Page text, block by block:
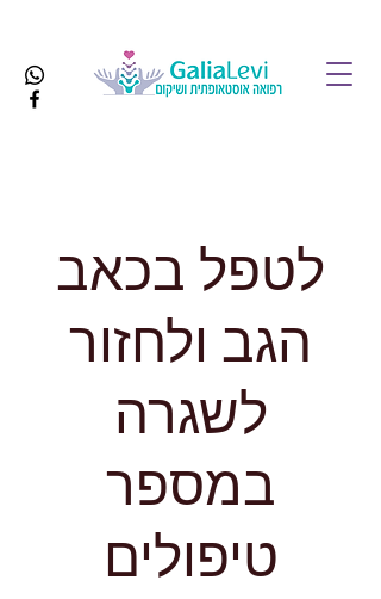
לטפל בכאב
הגב ולחזור
לשגרה
במספר
טיפולים